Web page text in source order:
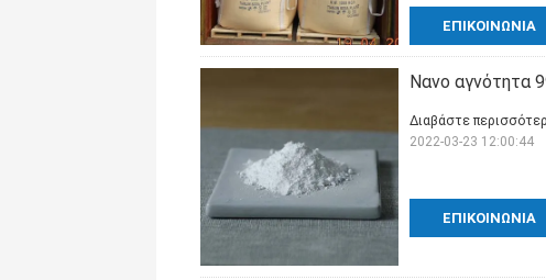
ΕΠΙΚΟΙΝΩΝΊΑ
Νανο αγνότητα
ΕΠΙΚΟΙΝΩΝΊΑ
Διαβάστε
2022-03-23 12:00:44